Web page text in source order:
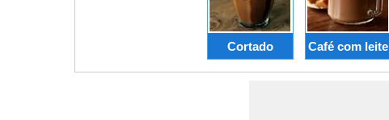
Cortado Café com leite